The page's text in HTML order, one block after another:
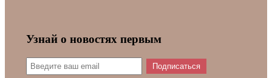
Узнай о новостях первым
Подписаться